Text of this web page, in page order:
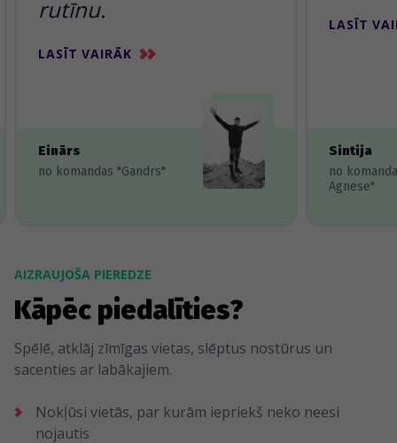
rutīnu.
LASĪT VAIRĀK
Einārs
no komandas "Gandrs"
LASĪT
Sintija
no
Agnese"
AIZRAUJOŠA PIEREDZE
Kāpēc piedalīties?
Spēlē, atklāj zīmīgas vietas, slēptus nostūrus un
sacenties ar labākajiem.
Nokļūsi vietās, par kurām iepriekš neko neesi
nojautis